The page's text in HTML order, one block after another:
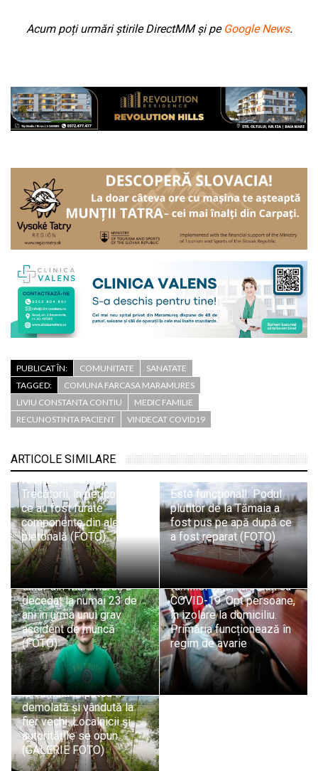
Acum poți urmări știrile DirectMM și pe Google News.
PUBLICAT ÎN: COMUNITATE
SANATATE
TAGGED:
COMUNA FARCASA MARAMURES
LIVIU CONSTANTA CONTIU
MEDIC FAMILIE
RECUNOSTINTA PACIENT
VINDECAT COVID19
ARTICOLE SIMILARE
Ținta hoților de fier vechi:
Banda de la Tămaia a
fost vandalizată!
Trecătorii, în pericol, după
ce au fost furate
componente din aleea
pietonală (FOTO)
Este funcțional!: Podul
plutitor de la Tămaia a
fost pus pe apă după ce
a fost reparat (FOTO)
Tragedie în Italia: Un
tânăr din Maramureș a
decedat la numai 23 de
ani în urma unui grav
accident de muncă
(FOTO)
Situație în Fărcașa:
Primarul și membri ai
familiei sale, infectați cu
COVID-19. Opt persoane,
în izolare la domiciliu.
Primăria funcționează în
regim de avarie
Puntea de 50 de metri de
la Tămaia ar putea fi
demolată și vândută la
fier vechi. Localnicii și
autoritățile se opun
(GALERIE FOTO)